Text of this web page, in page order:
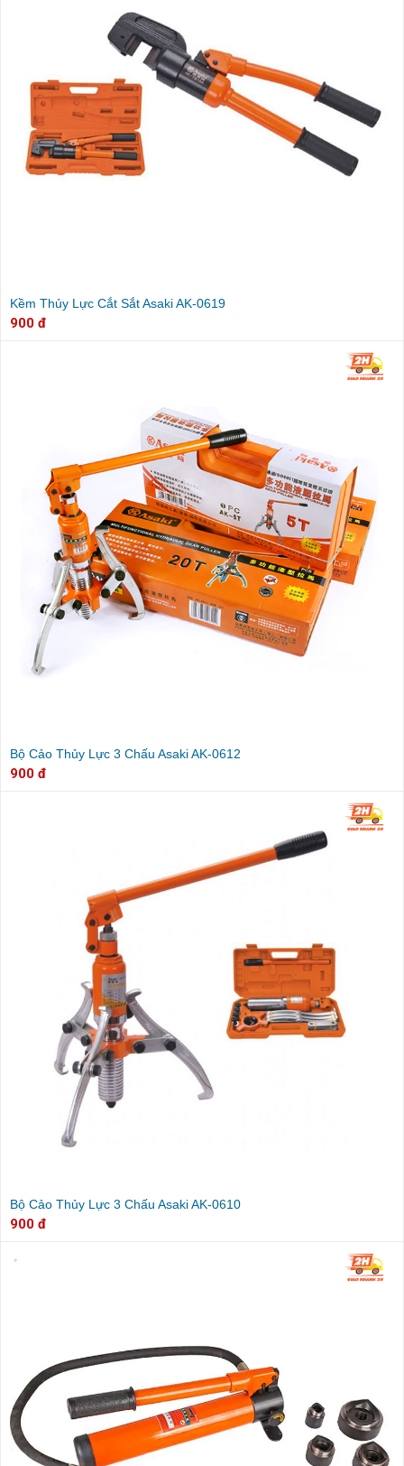
Kềm Thủy Lực Cắt Sắt Asaki AK-0619
900 đ
Bộ Cảo Thủy Lực 3 Chấu Asaki AK-0612
900 đ
Bộ Cảo Thủy Lực 3 Chấu Asaki AK-0610
900 đ